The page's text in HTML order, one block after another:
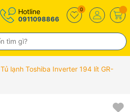
Hotline
0911098866
0
Tủ lạnh Toshiba Inverter 194 lít GR-